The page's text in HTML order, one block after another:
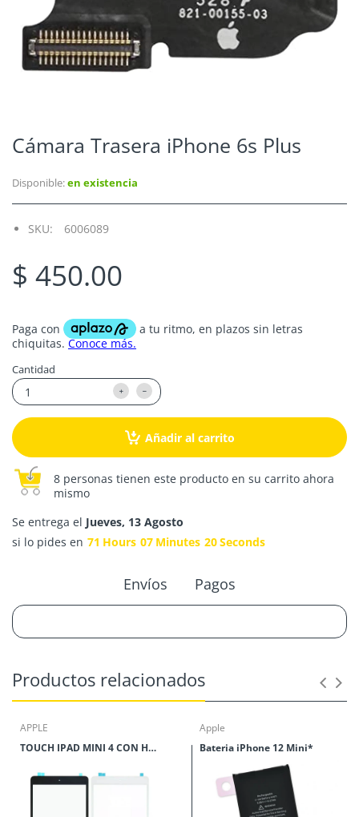
Cámara Trasera iPhone 6s Plus
Disponible:en existencia
SKU: 6006089
$ 450.00
Cantidad
Añadir al carrito
8 personas tienen este producto en su carrito ahora
mismo
Se entrega el Jueves, 13 Agosto
si lo pides en 71 Hours 07 Minutes 20Seconds
Envíos Pagos
Productos relacionados
APPLE
TOUCH IPAD MINI 4 CON HOME
Apple
Bateria iPhone 12 Mini*